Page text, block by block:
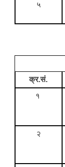
५
क्र.सं.
१
२